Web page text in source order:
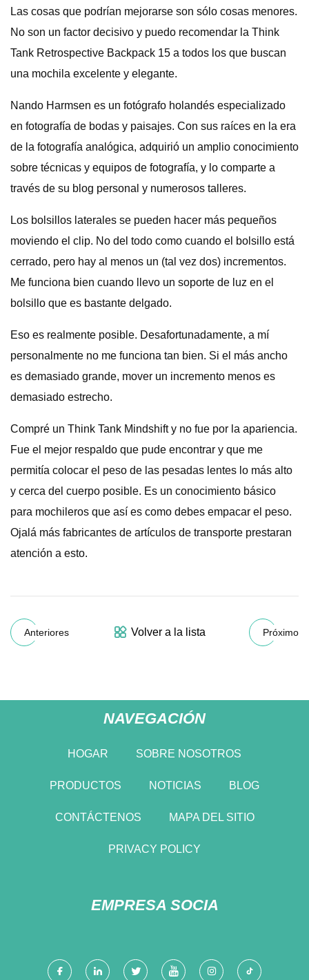
Las cosas que podrían mejorarse son sólo cosas menores.
No son un factor decisivo y puedo recomendar la Think
Tank Retrospective Backpack 15 a todos los que buscan
una mochila excelente y elegante.
Nando Harmsen es un fotógrafo holandés especializado
en fotografía de bodas y paisajes. Con sus raíces en la era
de la fotografía analógica, adquirió un amplio conocimiento
sobre técnicas y equipos de fotografía, y lo comparte a
través de su blog personal y numerosos talleres.
Los bolsillos laterales se pueden hacer más pequeños
moviendo el clip. No del todo como cuando el bolsillo está
cerrado, pero hay al menos un (tal vez dos) incrementos.
Me funciona bien cuando llevo un soporte de luz en el
bolsillo que es bastante delgado.
Eso es realmente posible. Desafortunadamente, a mí
personalmente no me funciona tan bien. Si el más ancho
es demasiado grande, mover un incremento menos es
demasiado estrecho.
Compré un Think Tank Mindshift y no fue por la apariencia.
Fue el mejor respaldo que pude encontrar y que me
permitía colocar el peso de las pesadas lentes lo más alto
y cerca del cuerpo posible. Es un conocimiento básico
para mochileros que así es como debes empacar el peso.
Ojalá más fabricantes de artículos de transporte prestaran
atención a esto.
Anteriores Volver a la lista Próximo
NAVEGACIÓN
HOGAR SOBRE NOSOTROS
PRODUCTOS NOTICIAS BLOG
CONTÁCTENOS MAPA DEL SITIO
PRIVACY POLICY
EMPRESA SOCIA